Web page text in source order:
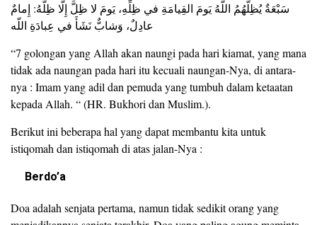
سَبْعَةٌ يُظِلُّهُمُ اللَّهُ يَومَ القِيامَةِ في ظِلِّهِ، يَومَ لا ظِلَّ إِلّا ظِلُّهُ: إِمامٌ
عادِلٌ، وَشابٌّ نَشَأَ في عِبادَةِ اللّه
“7 golongan yang Allah akan naungi pada hari kiamat, yang mana
tidak ada naungan pada hari itu kecuali naungan-Nya, di antara-
nya : Imam yang adil dan pemuda yang tumbuh dalam ketaatan
kepada Allah. “ (HR. Bukhori dan Muslim.).
Berikut ini beberapa hal yang dapat membantu kita untuk
istiqomah dan istiqomah di atas jalan-Nya :
Berdo’a
Doa adalah senjata pertama, namun tidak sedikit orang yang